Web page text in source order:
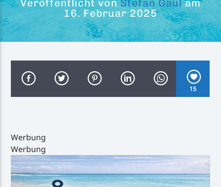
Aktueller Titel
Let Me Go
Handystream
Veröffentlicht vonStefan Gaulam
16. Februar 2025
15
Werbung
Werbung